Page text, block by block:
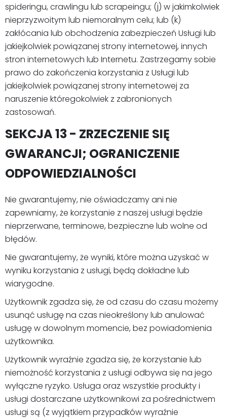
spideringu, crawlingu lub scrapeingu; (j) w jakimkolwiek
nieprzyzwoitym lub niemoralnym celu; lub (k)
zakłócania lub obchodzenia zabezpieczeń Usługi lub
jakiejkolwiek powiązanej strony internetowej, innych
stron internetowych lub Internetu. Zastrzegamy sobie
prawo do zakończenia korzystania z Usługi lub
jakiejkolwiek powiązanej strony internetowej za
naruszenie któregokolwiek z zabronionych
zastosowań.
SEKCJA 13 - ZRZECZENIE SIĘ
GWARANCJI; OGRANICZENIE
ODPOWIEDZIALNOŚCI
Nie gwarantujemy, nie oświadczamy ani nie
zapewniamy, że korzystanie z naszej usługi będzie
nieprzerwane, terminowe, bezpieczne lub wolne od
błędów.
Nie gwarantujemy, że wyniki, które można uzyskać w
wyniku korzystania z usługi, będą dokładne lub
wiarygodne.
Użytkownik zgadza się, że od czasu do czasu możemy
usunąć usługę na czas nieokreślony lub anulować
usługę w dowolnym momencie, bez powiadomienia
użytkownika.
Użytkownik wyraźnie zgadza się, że korzystanie lub
niemożność korzystania z usługi odbywa się na jego
wyłączne ryzyko. Usługa oraz wszystkie produkty i
usługi dostarczane użytkownikowi za pośrednictwem
usługi są (z wyjątkiem przypadków wyraźnie